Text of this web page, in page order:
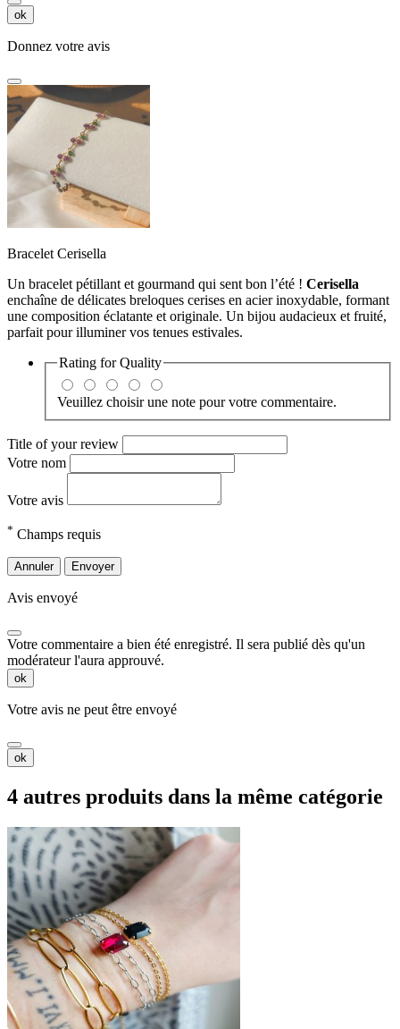
ok
Donnez votre avis
Bracelet Cerisella
Un bracelet pétillant et gourmand qui sent bon l’été ! Cerisella
enchaîne de délicates breloques cerises en acier inoxydable, formant
une composition éclatante et originale. Un bijou audacieux et fruité,
parfait pour illuminer vos tenues estivales.
Rating forQuality
Veuillez choisir une note pour votre commentaire.
Title of your review
Votre nom
Votre avis
* Champs requis
Annuler Envoyer
Avis envoyé
Votre commentaire a bien été enregistré. Il sera publié dès qu'un
modérateur l'aura approuvé.
ok
Votre avis ne peut être envoyé
ok
4 autres produits dans la même catégorie